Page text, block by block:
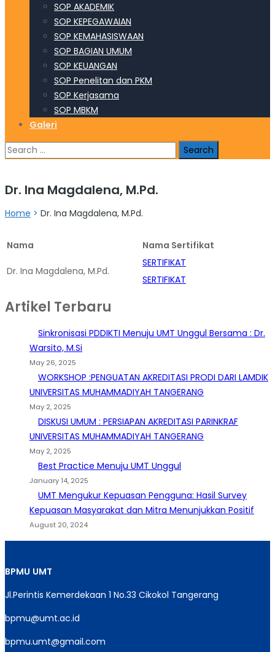
SOP AKADEMIK
SOP KEPEGAWAIAN
SOP KEMAHASISWAAN
SOP BAGIAN UMUM
SOP KEUANGAN
SOP Penelitan dan PKM
SOP Kerjasama
SOP MBKM
Galeri
Search
for:
Dr. Ina Magdalena, M.Pd.
Home > Dr. Ina Magdalena, M.Pd.
Nama Nama Sertifikat
Dr. Ina Magdalena, M.Pd.
SERTIFIKAT
SERTIFIKAT
Artikel Terbaru
Sinkronisasi PDDIKTI Menuju UMT Unggul Bersama : Dr.
Warsito, M.Si
May 26, 2025
WORKSHOP :PENGUATAN AKREDITASI PRODI DARI LAMDIK
UNIVERSITAS MUHAMMADIYAH TANGERANG
May 2, 2025
DISKUSI UMUM : PERSIAPAN AKREDITASI PARINKRAF
UNIVERSITAS MUHAMMADIYAH TANGERANG
May 2, 2025
Best Practice Menuju UMT Unggul
January 14, 2025
UMT Mengukur Kepuasan Pengguna: Hasil Survey
Kepuasan Masyarakat dan Mitra Menunjukkan Positif
August 20, 2024
BPMU UMT
Jl.Perintis Kemerdekaan 1 No.33 Cikokol Tangerang
bpmu@umt.ac.id
bpmu.umt@gmail.com